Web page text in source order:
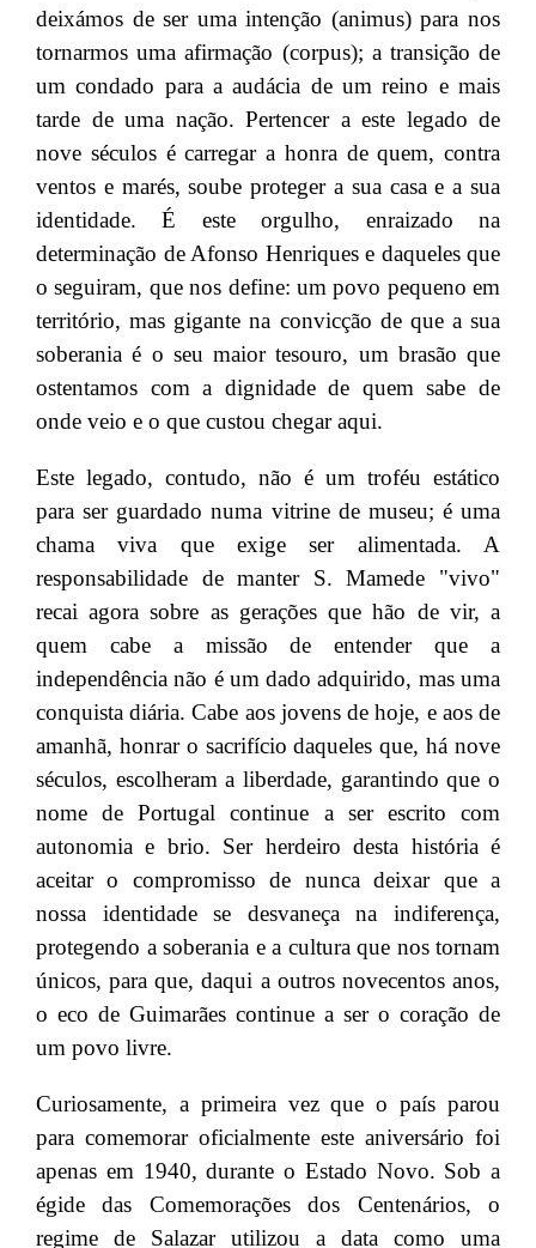
deixámos de ser uma intenção (animus) para nos
tornarmos uma afirmação (corpus); a transição de
um condado para a audácia de um reino e mais
tarde de uma nação. Pertencer a este legado de
nove séculos é carregar a honra de quem, contra
ventos e marés, soube proteger a sua casa e a sua
identidade. É este orgulho, enraizado na
determinação de Afonso Henriques e daqueles que
o seguiram, que nos define: um povo pequeno em
território, mas gigante na convicção de que a sua
soberania é o seu maior tesouro, um brasão que
ostentamos com a dignidade de quem sabe de
onde veio e o que custou chegar aqui.
Este legado, contudo, não é um troféu estático
para ser guardado numa vitrine de museu; é uma
chama viva que exige ser alimentada. A
responsabilidade de manter S. Mamede "vivo"
recai agora sobre as gerações que hão de vir, a
quem cabe a missão de entender que a
independência não é um dado adquirido, mas uma
conquista diária. Cabe aos jovens de hoje, e aos de
amanhã, honrar o sacrifício daqueles que, há nove
séculos, escolheram a liberdade, garantindo que o
nome de Portugal continue a ser escrito com
autonomia e brio. Ser herdeiro desta história é
aceitar o compromisso de nunca deixar que a
nossa identidade se desvaneça na indiferença,
protegendo a soberania e a cultura que nos tornam
únicos, para que, daqui a outros novecentos anos,
o eco de Guimarães continue a ser o coração de
um povo livre.
Curiosamente, a primeira vez que o país parou
para comemorar oficialmente este aniversário foi
apenas em 1940, durante o Estado Novo. Sob a
égide das Comemorações dos Centenários, o
regime de Salazar utilizou a data como uma